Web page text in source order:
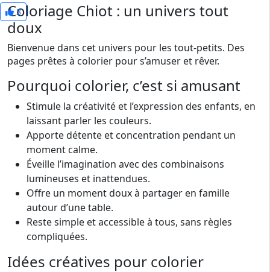
3
Coloriage Chiot : un univers tout
doux
Bienvenue dans cet univers pour les tout-petits. Des
pages prêtes à colorier pour s’amuser et rêver.
Pourquoi colorier, c’est si amusant
Stimule la créativité et l’expression des enfants, en
laissant parler les couleurs.
Apporte détente et concentration pendant un
moment calme.
Éveille l’imagination avec des combinaisons
lumineuses et inattendues.
Offre un moment doux à partager en famille
autour d’une table.
Reste simple et accessible à tous, sans règles
compliquées.
Idées créatives pour colorier